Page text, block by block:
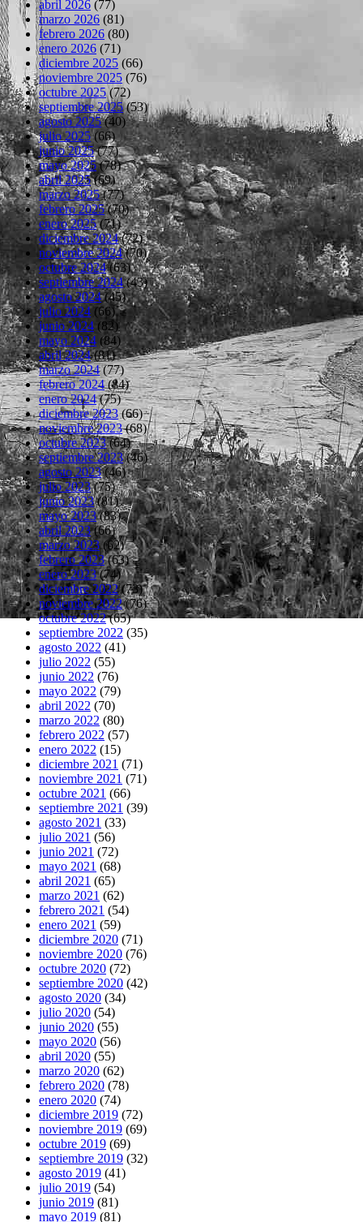
abril 2026 (77)
marzo 2026 (81)
febrero 2026 (80)
enero 2026 (71)
diciembre 2025 (66)
noviembre 2025 (76)
octubre 2025(72)
septiembre 2025(53)
agosto 2025(40)
julio 2025(66)
junio 2025(77)
mayo 2025(78)
abril 2025(69)
marzo 2025(77)
febrero 2025(70)
enero 2025(71)
diciembre 2024(72)
noviembre 2024(70)
octubre 2024(63)
septiembre 2024(43)
agosto 2024(45)
julio 2024(66)
junio 2024 (82)
mayo 2024 (84)
abril 2024(81)
marzo 2024(77)
febrero 2024(84)
enero 2024(75)
diciembre 2023(66)
noviembre 2023(68)
octubre 2023(64)
septiembre 2023(46)
agosto 2023(46)
julio 2023(75)
junio 2023(81)
mayo 2023(83)
abril 2023(66)
marzo 2023(62)
febrero 2023(63)
enero 2023(74)
diciembre 2022(73)
noviembre 2022(76)
octubre 2022(65)
septiembre 2022 (35)
agosto 2022 (41)
julio 2022 (55)
junio 2022 (76)
mayo 2022 (79)
abril 2022 (70)
marzo 2022 (80)
febrero 2022 (57)
enero 2022 (15)
diciembre 2021 (71)
noviembre 2021 (71)
octubre 2021 (66)
septiembre 2021 (39)
agosto 2021 (33)
julio 2021 (56)
junio 2021 (72)
mayo 2021 (68)
abril 2021 (65)
marzo 2021 (62)
febrero 2021 (54)
enero 2021 (59)
diciembre 2020 (71)
noviembre 2020 (76)
octubre 2020 (72)
septiembre 2020 (42)
agosto 2020 (34)
julio 2020 (54)
junio 2020 (55)
mayo 2020 (56)
abril 2020 (55)
marzo 2020 (62)
febrero 2020 (78)
enero 2020 (74)
diciembre 2019 (72)
noviembre 2019 (69)
octubre 2019 (69)
septiembre 2019 (32)
agosto 2019 (41)
julio 2019 (54)
junio 2019 (81)
mayo 2019 (81)